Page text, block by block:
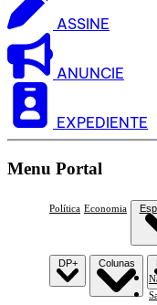
ASSINE
ANUNCIE
EXPEDIENTE
Menu Portal
Política Economia
DP+ Colunas